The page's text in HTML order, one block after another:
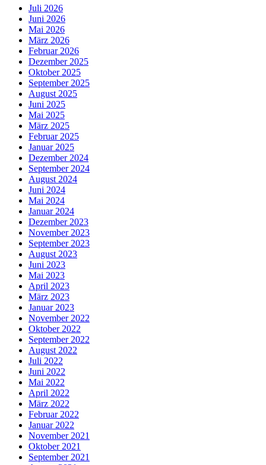
Juli 2026
Juni 2026
Mai 2026
März 2026
Februar 2026
Dezember 2025
Oktober 2025
September 2025
August 2025
Juni 2025
Mai 2025
März 2025
Februar 2025
Januar 2025
Dezember 2024
September 2024
August 2024
Juni 2024
Mai 2024
Januar 2024
Dezember 2023
November 2023
September 2023
August 2023
Juni 2023
Mai 2023
April 2023
März 2023
Januar 2023
November 2022
Oktober 2022
September 2022
August 2022
Juli 2022
Juni 2022
Mai 2022
April 2022
März 2022
Februar 2022
Januar 2022
November 2021
Oktober 2021
September 2021